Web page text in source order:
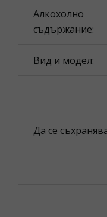
Алкохолно
съдържание:
Вид и модел:
Да се